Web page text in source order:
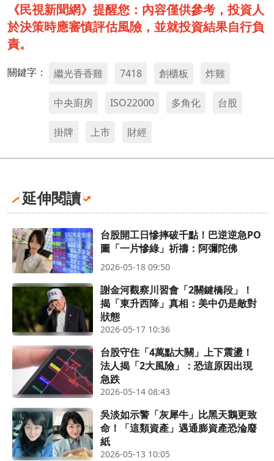
《民視新聞網》提醒您：內容僅供參考，投資人
於決策時應審慎評估風險，並就投資結果自行負
責。
關鍵字： 繼光香香雞 7418 創櫃板 炸雞
中央廚房 ISO22000 多角化 台股
掛牌 上市 財經
延伸閱讀
台股開工日慘摔破千點！巴逆逆急PO
圖「一片慘綠」祈禱：阿彌陀佛
2026-05-18 09:50
謝金河觀察川習會「2關鍵橋段」！
揭「東升西降」真相：美中仍是敵對
狀態
2026-05-17 10:36
台股守住「4萬點大關」上下震盪！
法人揭「2大風險」：恐這原因出現
急跌
2026-05-14 08:43
吳淡如示警「灰犀牛」比黑天鵝更致
命！「這類資產」遇通膨資產恐淪廢
紙
2026-05-13 10:05